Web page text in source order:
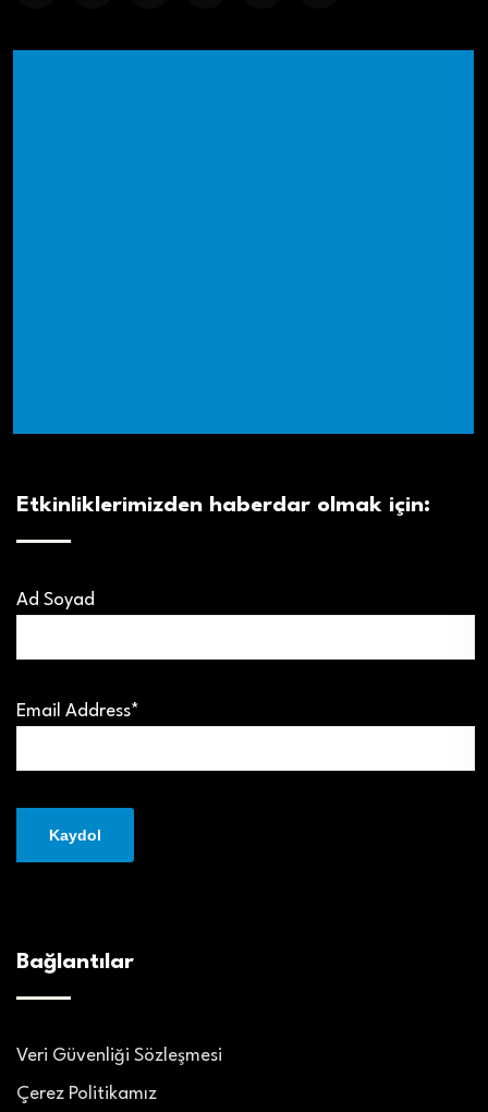
Etkinliklerimizden haberdar olmak için:
Ad Soyad
Email Address*
Bağlantılar
Veri Güvenliği Sözleşmesi
Çerez Politikamız